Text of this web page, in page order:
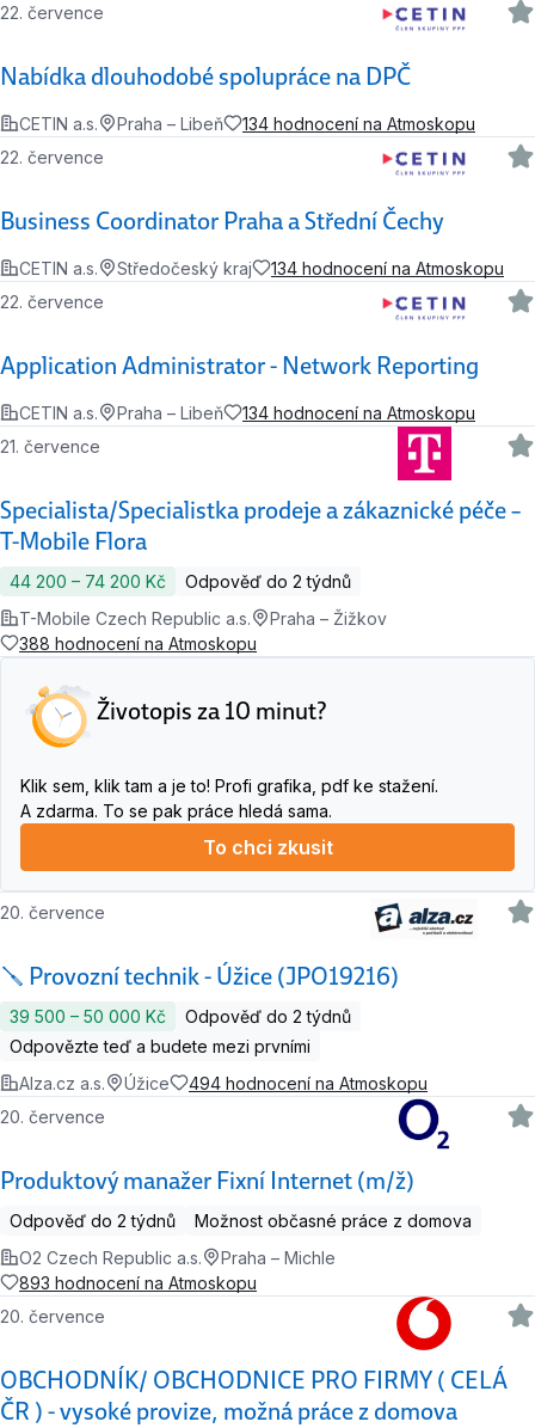
Nabídka dlouhodobé spolupráce na DPČ
22. července
CETIN a.s. Praha – Libeň 134 hodnocení na Atmoskopu
Business Coordinator Praha a Střední Čechy
22. července
CETIN a.s. Středočeský kraj 134 hodnocení na Atmoskopu
Application Administrator - Network Reporting
22. července
CETIN a.s. Praha – Libeň 134 hodnocení na Atmoskopu
Specialista/Specialistka prodeje a zákaznické péče –
T-Mobile Flora
21. července
44 200 ‍–‍ 74 200 Kč
Odpověď do 2 týdnů
T-Mobile Czech Republic a.s.
Praha – Žižkov
388 hodnocení na Atmoskopu
Životopis za 10 minut?
Klik sem, klik tam a je to! Profi grafika, pdf ke stažení.
A zdarma. To se pak práce hledá sama.
To chci zkusit
🪛 Provozní technik - Úžice (JPO19216)
20. července
39 500 ‍–‍ 50 000 Kč
Odpověď do 2 týdnů
Odpovězte teď a budete mezi prvními
Alza.cz a.s.
Úžice 494 hodnocení na Atmoskopu
Produktový manažer Fixní Internet (m/ž)
20. července
Odpověď do 2 týdnů
Možnost občasné práce z domova
O2 Czech Republic a.s.
Praha – Michle
893 hodnocení na Atmoskopu
OBCHODNÍK/ OBCHODNICE PRO FIRMY ( CELÁ
ČR ) - vysoké provize, možná práce z domova
20. července